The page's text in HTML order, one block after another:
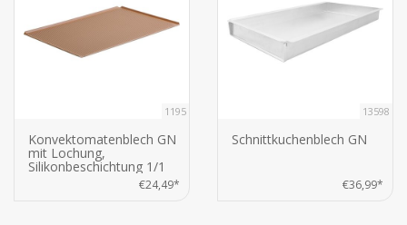
1195
Konvektomatenblech GN
mit Lochung,
Silikonbeschichtung 1/1
€24,49*
13598
Schnittkuchenblech GN
€36,99*